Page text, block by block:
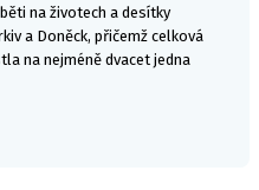
na životech a desítky
a Doněck, přičemž celková
na nejméně dvacet jedna